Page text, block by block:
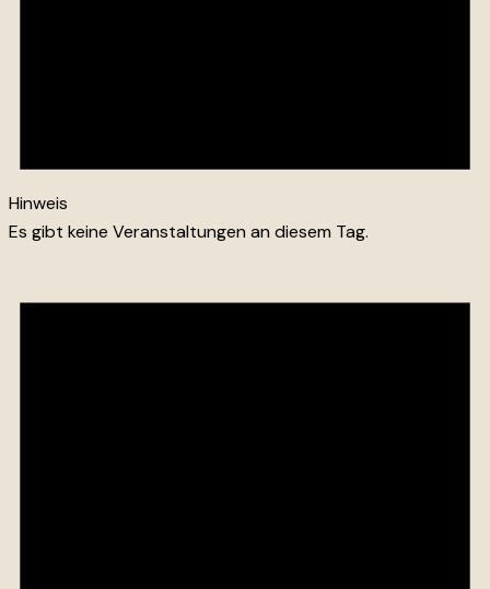
Hinweis
Es gibt keine Veranstaltungen an diesem Tag.